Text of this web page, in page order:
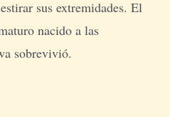
sus extremidades. El
nacido a las
sobrevivió.